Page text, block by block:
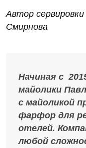
Автор
Смирнова
Начиная с
майолики
с майоликой
фарфор для
отелей.
любой